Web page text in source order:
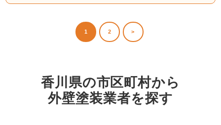
1 2 >
香川県の市区町村から
外壁塗装業者を探す